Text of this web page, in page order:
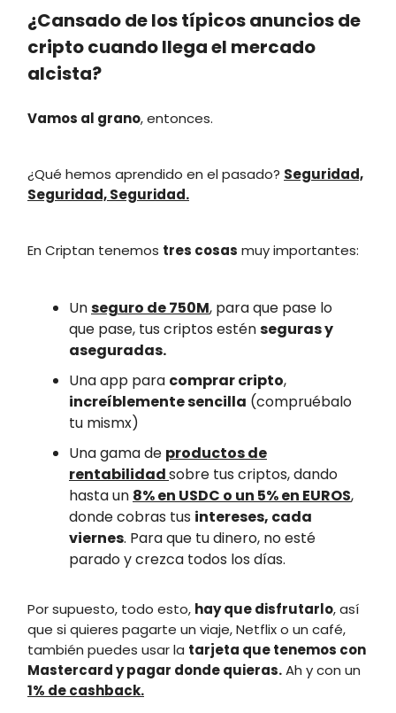
¿Cansado de los típicos anuncios de
cripto cuando llega el mercado
alcista?
Vamos al grano, entonces.
¿Qué hemos aprendido en el pasado? Seguridad,
Seguridad, Seguridad.
En Criptan tenemos tres cosas muy importantes:
Unseguro de 750M, para que pase lo
que pase, tus criptos esténseguras y
aseguradas.
Una app para comprar cripto,
increíblemente sencilla (compruébalo
tu mismx)
Una gama de productos de
rentabilidadsobre tus criptos, dando
hasta un 8% en USDC o un 5% en EUROS,
donde cobras tus intereses, cada
viernes. Para que tu dinero, no esté
parado y crezca todos los días.
Por supuesto, todo esto, hay que disfrutarlo, así
que si quieres pagarte un viaje, Netflix o un café,
también puedes usar la tarjeta que tenemos con
Mastercard y pagar donde quieras.Ah y con un
1% de cashback.